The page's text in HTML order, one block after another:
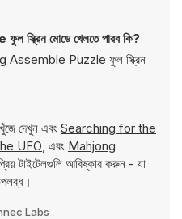
মোডে খেলতে পারব কি?
Assemble Puzzle ফুল স্ক্রিন
দেখুন এবং Searching for the
UFO, এবং Mahjong
টাইটেলগুলি আবিষ্কার করুন - যা
Labs